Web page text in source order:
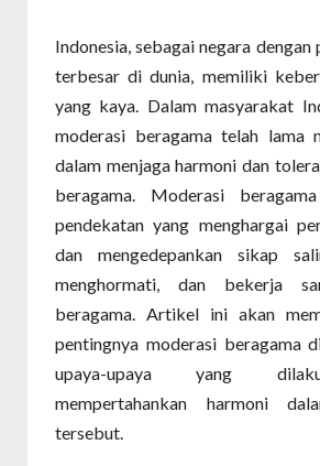
Indonesia, sebagai negara dengan
terbesar di dunia, memiliki
yang kaya. Dalam masyarakat
moderasi beragama telah lama
dalam menjaga harmoni dan
beragama. Moderasi
pendekatan yang menghargai
dan mengedepankan sikap
menghormati, dan bekerja
beragama. Artikel ini akan
pentingnya moderasi beragama
upaya-upaya yang
mempertahankan harmoni
tersebut.